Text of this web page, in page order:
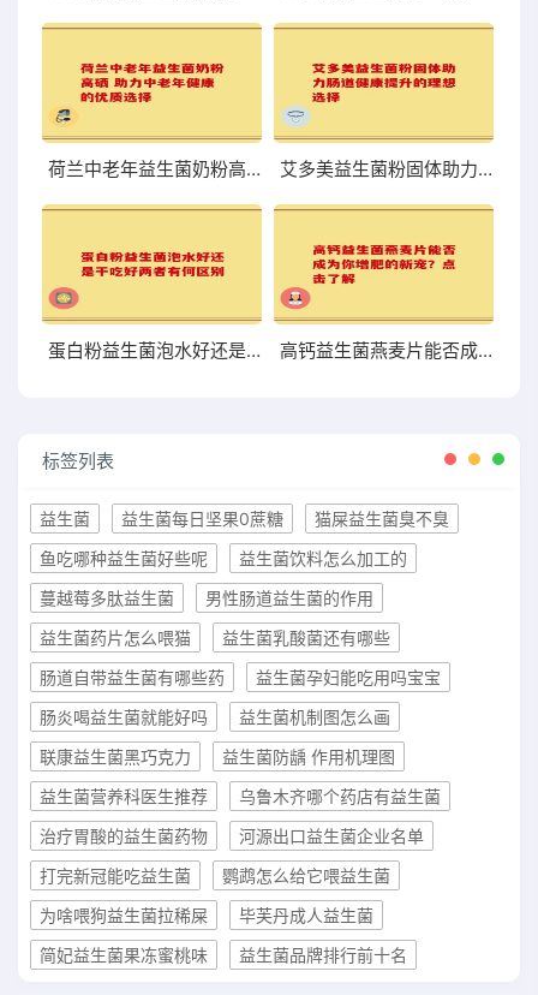
荷兰中老年益生菌奶粉高硒 助力中老年健康的优质选择 艾多美益生菌粉固体助力肠道健康提升的理想选择
蛋白粉益生菌泡水好还是干吃好两者有何区别 高钙益生菌燕麦片能否成为你增肥的新宠？点击了解
标签列表
益生菌 益生菌每日坚果0蔗糖
猫屎益生菌臭不臭
鱼吃哪种益生菌好些呢
益生菌饮料怎么加工的
蔓越莓多肽益生菌
男性肠道益生菌的作用
益生菌药片怎么喂猫
益生菌乳酸菌还有哪些
肠道自带益生菌有哪些药
益生菌孕妇能吃用吗宝宝
肠炎喝益生菌就能好吗
益生菌机制图怎么画
联康益生菌黑巧克力
益生菌防龋 作用机理图
益生菌营养科医生推荐
乌鲁木齐哪个药店有益生菌
治疗胃酸的益生菌药物
河源出口益生菌企业名单
打完新冠能吃益生菌
鹦鹉怎么给它喂益生菌
为啥喂狗益生菌拉稀屎
毕芙丹成人益生菌
简妃益生菌果冻蜜桃味
益生菌品牌排行前十名